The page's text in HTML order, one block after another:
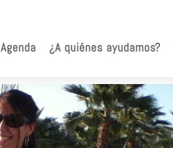
Agenda ¿A quiénes ayudamos?